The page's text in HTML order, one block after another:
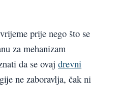
prije nego što se
za mehanizam
da se ovaj drevni
ne zaboravlja, čak ni